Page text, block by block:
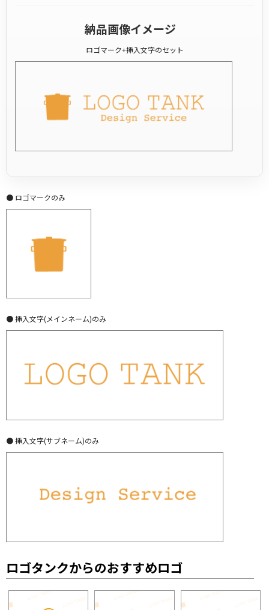
納品画像イメージ
ロゴマーク+挿入文字のセット
● ロゴマークのみ
● 挿入文字(メインネーム)のみ
● 挿入文字(サブネーム)のみ
ロゴタンクからのおすすめロゴ